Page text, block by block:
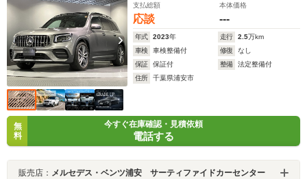
支払総額
応談
本体価格
---
年式 2023年 走行 2.5万km
車検
車検整備付 修復
なし
保証
保証付 整備
法定整備付
住所
千葉県浦安市
無
料
今すぐ在庫確認・見積依頼
電話する
販売店： メルセデス・ベンツ浦安 サーティファイドカーセンター